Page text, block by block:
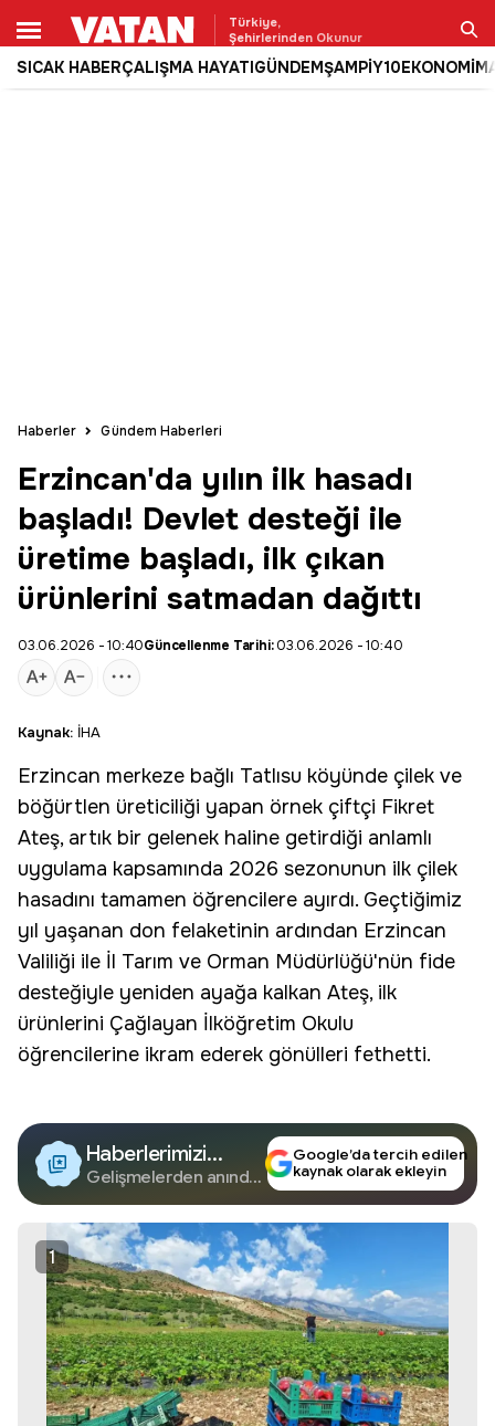
Türkiye,
Şehirlerinden Okunur
SICAK HABERÇALIŞMA HAYATIGÜNDEMŞAMPİY10EKONOMİ
Ara
Haberler Gündem Haberleri
Erzincan'da yılın ilk hasadı
başladı! Devlet desteği ile
üretime başladı, ilk çıkan
ürünlerini satmadan dağıttı
03.06.2026 - 10:40Güncellenme Tarihi:03.06.2026 - 10:40
Kaynak: İHA
Erzincan merkeze bağlı Tatlısu köyünde çilek ve
böğürtlen üreticiliği yapan örnek çiftçi Fikret
Ateş, artık bir gelenek haline getirdiği anlamlı
uygulama kapsamında 2026 sezonunun ilk çilek
hasadını tamamen öğrencilere ayırdı. Geçtiğimiz
yıl yaşanan don felaketinin ardından Erzincan
Valiliği ile İl Tarım ve Orman Müdürlüğü'nün fide
desteğiyle yeniden ayağa kalkan Ateş, ilk
ürünlerini Çağlayan İlköğretim Okulu
öğrencilerine ikram ederek gönülleri fethetti.
Haberlerimizi
Google'da Takip
Edin
Gelişmelerden anında
Google’da tercih edilen
kaynak olarak ekleyin
1